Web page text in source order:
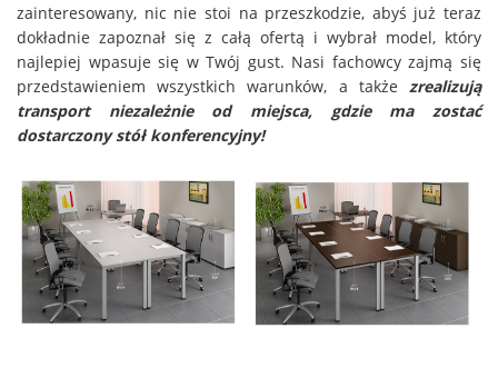
zainteresowany, nic nie stoi na przeszkodzie, abyś już teraz
dokładnie zapoznał się z całą ofertą i wybrał model, który
najlepiej wpasuje się w Twój gust. Nasi fachowcy zajmą się
przedstawieniem wszystkich warunków, a także zrealizują
transport niezależnie od miejsca, gdzie ma zostać
dostarczony stół konferencyjny!